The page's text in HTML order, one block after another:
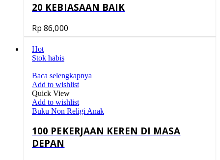
20 KEBIASAAN BAIK
Rp 86,000
Hot
Stok habis
Baca selengkapnya
Add to wishlist
Quick View
Add to wishlist
Buku Non Religi Anak
100 PEKERJAAN KEREN DI MASA
DEPAN